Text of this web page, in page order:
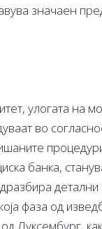
значаен
улогата на
во
банка,
детални
фаза од
Луксембург,